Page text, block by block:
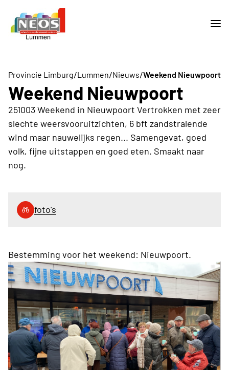
Provincie Limburg/Lummen/Nieuws/Weekend Nieuwpoort
Weekend Nieuwpoort
251003 Weekend in Nieuwpoort Vertrokken met zeer
slechte weersvooruitzichten, 6 bft zandstralende
wind maar nauwelijks regen... Samengevat, goed
volk, fijne uitstappen en goed eten. Smaakt naar
nog.
foto's
Bestemming voor het weekend: Nieuwpoort.